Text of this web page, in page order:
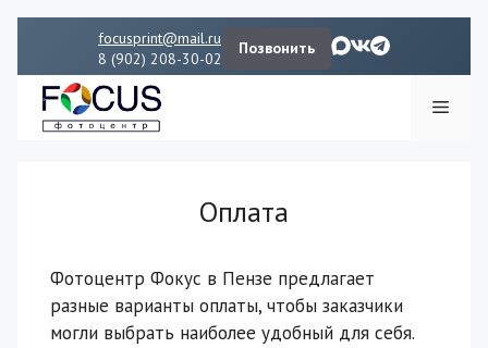
содержимому
focusprint@mail.ru
8 (902) 208-30-02
Позвонить
Меню
Оплата
Фотоцентр Фокус в Пензе предлагает
разные варианты оплаты, чтобы заказчики
могли выбрать наиболее удобный для себя.